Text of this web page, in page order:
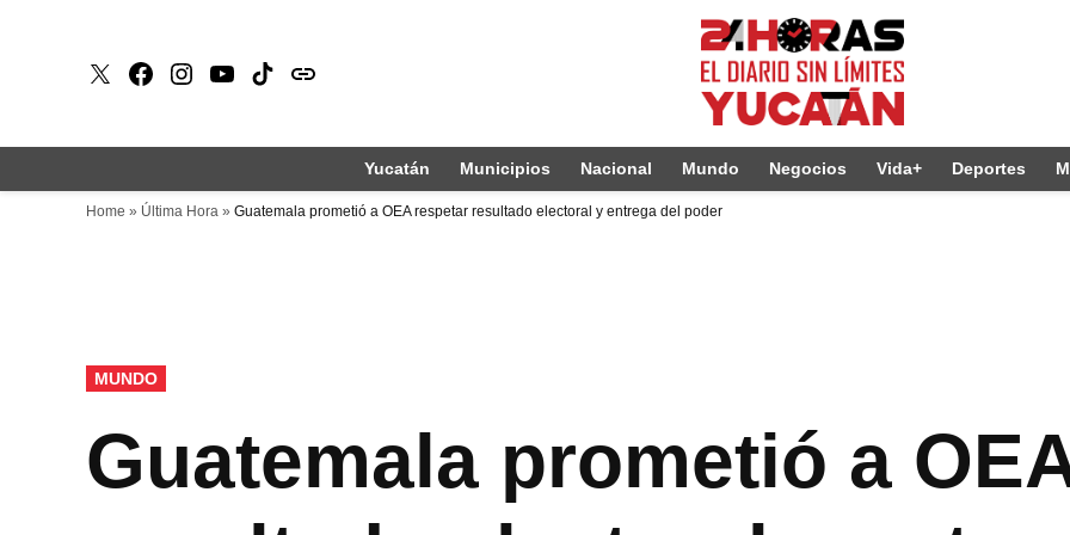
X Faceboook
Instagram
Youtube
Tiktokissuu
Yucatán Municipios Nacional Mundo Negocios Vida+ Deportes
Home » Última Hora » Guatemala prometió a OEA respetar resultado electoral y entrega del poder
PUBLICADO
EN
MUNDO
Guatemala prometió a